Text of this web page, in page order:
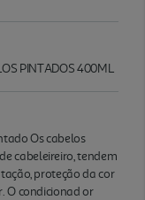
PINTADOS 400ML
Os cabelos
cabeleireiro, tendem
proteção da cor
O condicionad or